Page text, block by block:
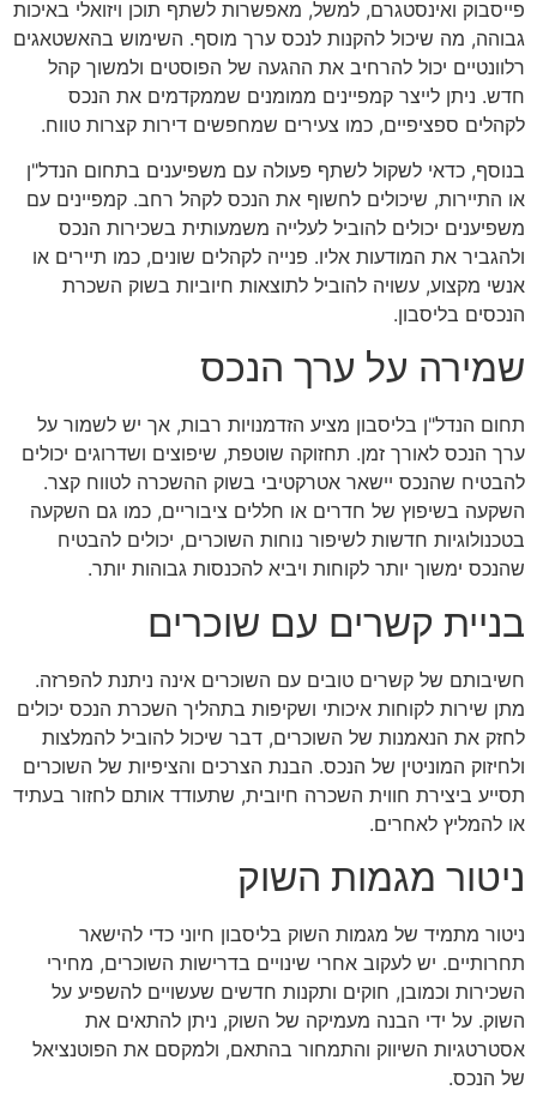
פייסבוק ואינסטגרם, למשל, מאפשרות לשתף תוכן ויזואלי באיכות
גבוהה, מה שיכול להקנות לנכס ערך מוסף. השימוש בהאשטאגים
רלוונטיים יכול להרחיב את ההגעה של הפוסטים ולמשוך קהל
חדש. ניתן לייצר קמפיינים ממומנים שממקדמים את הנכס
לקהלים ספציפיים, כמו צעירים שמחפשים דירות קצרות טווח.
בנוסף, כדאי לשקול לשתף פעולה עם משפיענים בתחום הנדל"ן
או התיירות, שיכולים לחשוף את הנכס לקהל רחב. קמפיינים עם
משפיענים יכולים להוביל לעלייה משמעותית בשכירות הנכס
ולהגביר את המודעות אליו. פנייה לקהלים שונים, כמו תיירים או
אנשי מקצוע, עשויה להוביל לתוצאות חיוביות בשוק השכרת
הנכסים בליסבון.
שמירה על ערך הנכס
תחום הנדל"ן בליסבון מציע הזדמנויות רבות, אך יש לשמור על
ערך הנכס לאורך זמן. תחזוקה שוטפת, שיפוצים ושדרוגים יכולים
להבטיח שהנכס יישאר אטרקטיבי בשוק ההשכרה לטווח קצר.
השקעה בשיפוץ של חדרים או חללים ציבוריים, כמו גם השקעה
בטכנולוגיות חדשות לשיפור נוחות השוכרים, יכולים להבטיח
שהנכס ימשוך יותר לקוחות ויביא להכנסות גבוהות יותר.
בניית קשרים עם שוכרים
חשיבותם של קשרים טובים עם השוכרים אינה ניתנת להפרזה.
מתן שירות לקוחות איכותי ושקיפות בתהליך השכרת הנכס יכולים
לחזק את הנאמנות של השוכרים, דבר שיכול להוביל להמלצות
ולחיזוק המוניטין של הנכס. הבנת הצרכים והציפיות של השוכרים
תסייע ביצירת חווית השכרה חיובית, שתעודד אותם לחזור בעתיד
או להמליץ לאחרים.
ניטור מגמות השוק
ניטור מתמיד של מגמות השוק בליסבון חיוני כדי להישאר
תחרותיים. יש לעקוב אחרי שינויים בדרישות השוכרים, מחירי
השכירות וכמובן, חוקים ותקנות חדשים שעשויים להשפיע על
השוק. על ידי הבנה מעמיקה של השוק, ניתן להתאים את
אסטרטגיות השיווק והתמחור בהתאם, ולמקסם את הפוטנציאל
של הנכס.